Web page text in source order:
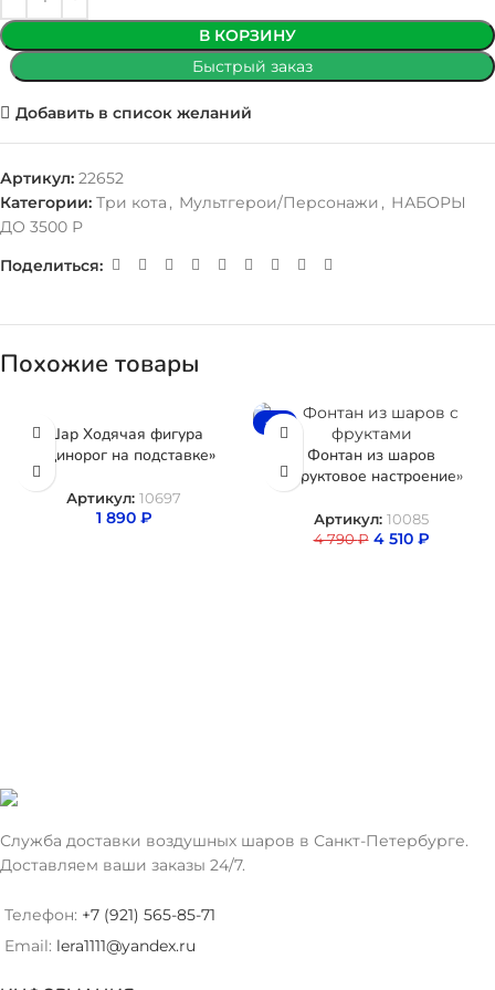
В КОРЗИНУ
Быстрый заказ
Добавить в список желаний
Артикул: 22652
Категории: Три кота , Мультгерои/Персонажи , НАБОРЫ
ДО 3500 Р
Поделиться:
Похожие товары
Шар Ходячая фигура
«Единорог на подставке»
Артикул: 10697
1 890 ₽
-6%
Фонтан из шаров
«Фруктовое настроение»
Артикул: 10085
4 790₽ 4 510 ₽
Служба доставки воздушных шаров в Санкт-Петербурге.
Доставляем ваши заказы 24/7.
Телефон: +7 (921) 565-85-71
Email: lera1111@yandex.ru